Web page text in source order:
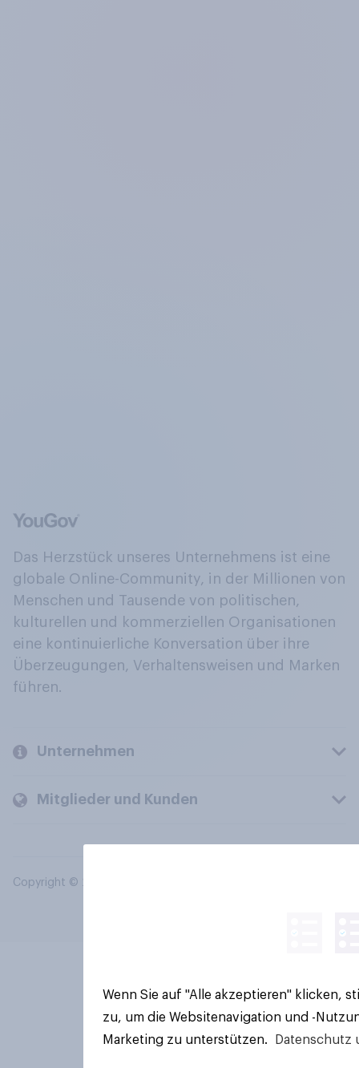
Das Herzstück unseres Unternehmens ist eine
globale Online-Community, in der Millionen von
Menschen und Tausende von politischen,
kulturellen und kommerziellen Organisationen
eine kontinuierliche Konversation über ihre
Überzeugungen, Verhaltensweisen und Marken
führen.
Unternehmen
Mitglieder und Kunden
Copyright © 2026 YouGov PLC. Alle Rechte vorbehalten.
Wenn Sie auf "Alle akzeptieren" klicken,
zu, um die Websitenavigation und -
Marketing zu unterstützen.
Datenschutz